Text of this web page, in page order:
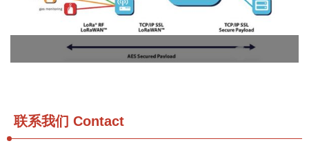
联系我们 Contact